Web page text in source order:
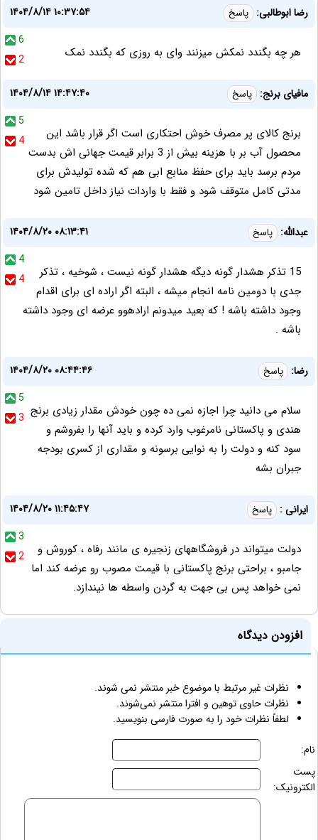
رضا ابوطالبی: پاسخ
۱۴۰۴/۸/۱۴ ۱۰:۳۷:۵۴
6
2
هر چه بگندد نمکش میزنند وای به روزی که بگندد نمک
مافیای برنج: پاسخ
۱۴۰۴/۸/۱۴ ۱۴:۴۷:۴۰
5
4
برنج کالای پر مصرف خوش احتکاری است اگر قرار باشد این
محصول آب بر با هزینه بیش از 3 برابر قیمت جهانی اش بدست
مردم برسد باید برای حفظ منابع ابی هم که شده تولیدش برای
مدتی کامل متوقف شود و فقط با واردات نیاز داخل تامین شود
عبدالله: پاسخ
۱۴۰۴/۸/۲۰ ۰۸:۱۳:۴۱
4
4
15 تذکر هشدار گونه دیگه هشدار گونه نیست ، شوخیه ، تذکر
جدی با دومین نامه انجام میشه ، البته اگر اراده ای برای اقدام
وجود داشته باشه ! که بعید میدونم ارادهوو عرضه ای وجود داشته
باشه .
رضا: پاسخ
۱۴۰۴/۸/۲۰ ۰۸:۴۴:۴۶
5
3 سلام می دانید چرا اجازه نمی ده چون خودش مقدار زیادی برنج
هندی و پاکستانی نامرغوب وارد کرده و باید آنها را بفروشم و
سود کنه و دولت را به نوایی برسونه و مقداری از کسری بودجه
جبران بشه
ایرانی : پاسخ
۱۴۰۴/۸/۲۰ ۱۱:۴۵:۴۷
3
2
دولت میتواند در فروشگاههای زنجیره ی مانند رفاه ، کوروش و
جامبو ، براحتی برنج پاکستانی با قیمت مصوب رو عرضه کند اما
نمی خواهد پس بی جهت به گردن واسطه ها نیندازد.
افزودن دیدگاه
نظرات غیر مرتبط با موضوع خبر منتشر نمی شوند.
نظرات حاوی توهین و افترا منتشر نمی‌شوند.
لطفاً نظرات خود را به صورت فارسی بنویسید.
نام:
پست
الکترونیک: